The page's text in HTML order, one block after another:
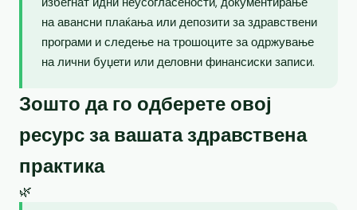
на авансни плаќања или депозити за здравствени
програми и следење на трошоците за одржување
на лични буџети или деловни финансиски записи.
Зошто да го одберете овој
ресурс за вашата здравствена
практика
🌿